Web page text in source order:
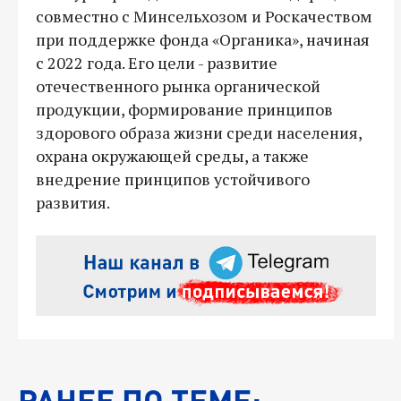
совместно с Минсельхозом и Роскачеством
при поддержке фонда «Органика», начиная
с 2022 года. Его цели - развитие
отечественного рынка органической
продукции, формирование принципов
здорового образа жизни среди населения,
охрана окружающей среды, а также
внедрение принципов устойчивого
развития.